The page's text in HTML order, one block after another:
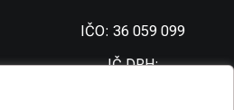
IČO: 36 059 099
IČ DPH: